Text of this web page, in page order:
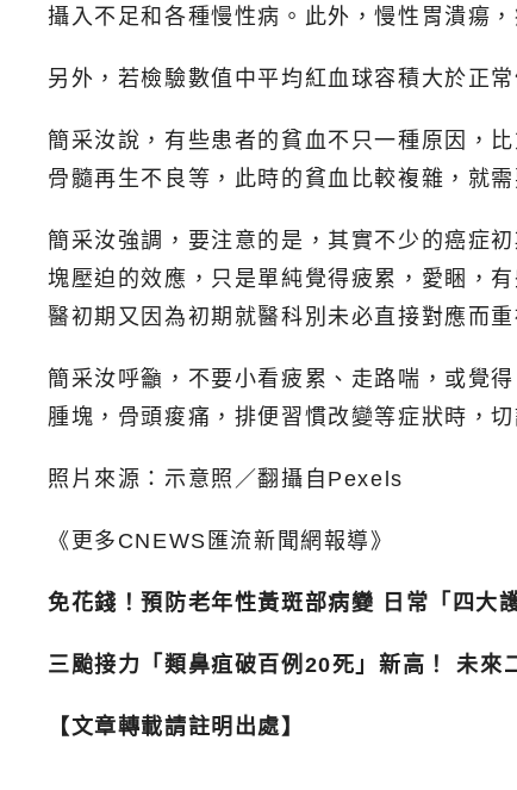
攝入不足和各種慢性病。此外，慢性胃潰瘍
另外，若檢驗數值中平均紅血球容積大於正
簡采汝說，有些患者的貧血不只一種原因，
骨髓再生不良等，此時的貧血比較複雜，就
簡采汝強調，要注意的是，其實不少的癌症
塊壓迫的效應，只是單純覺得疲累，愛睏，
醫初期又因為初期就醫科別未必直接對應而
簡采汝呼籲，不要小看疲累、走路喘，或覺
腫塊，骨頭痠痛，排便習慣改變等症狀時，
照片來源：示意照／翻攝自Pexels
《更多CNEWS匯流新聞網報導》
免花錢！預防老年性黃斑部病變 日常「四大
三颱接力「類鼻疽破百例20死」新高！ 未來
【文章轉載請註明出處】